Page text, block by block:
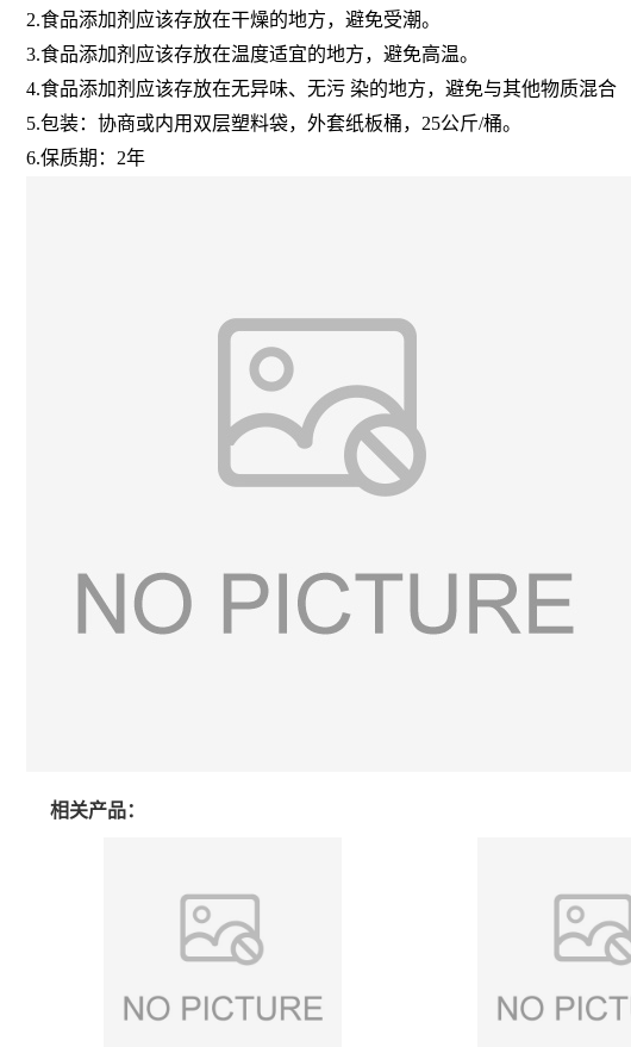
2.食品添加剂应该存放在干燥的地方，避免受潮。
3.食品添加剂应该存放在温度适宜的地方，避免高温。
4.食品添加剂应该存放在无异味、无污 染的地方，避免与其他物质混合
5.包装：协商或内用双层塑料袋，外套纸板桶，25公斤/桶。
6.保质期：2年
相关产品：